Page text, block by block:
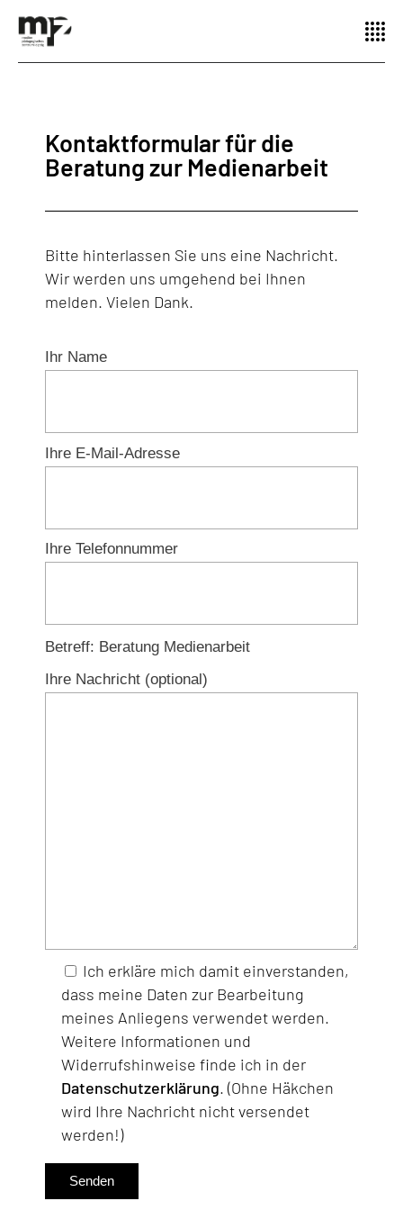
Kontaktformular für die
Beratung zur Medienarbeit
Bitte hinterlassen Sie uns eine Nachricht.
Wir werden uns umgehend bei Ihnen
melden. Vielen Dank.
Ihr Name
Ihre E-Mail-Adresse
Ihre Telefonnummer
Lass
einfach
das
Betreff: Beratung Medienarbeit
Ihre Nachricht (optional)
Ich erkläre mich damit einverstanden,
dass meine Daten zur Bearbeitung
meines Anliegens verwendet werden.
Weitere Informationen und
Widerrufshinweise finde ich in der
Datenschutzerklärung. (Ohne Häkchen
wird Ihre Nachricht nicht versendet
werden!)
Senden